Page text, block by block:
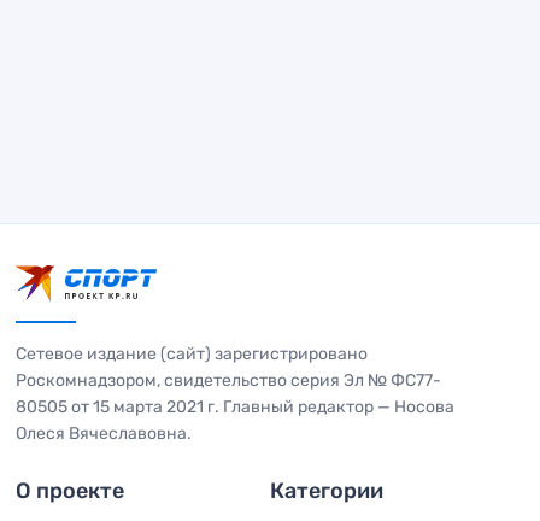
Сетевое издание (сайт) зарегистрировано
Роскомнадзором, свидетельство серия Эл № ФС77-
80505 от 15 марта 2021 г. Главный редактор — Носова
Олеся Вячеславовна.
О проекте Категории